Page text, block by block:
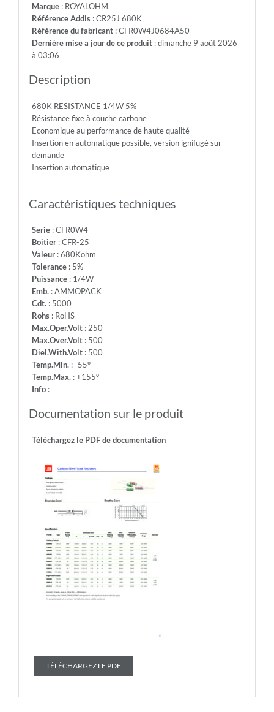
250
-
Max.Over.Volt:
500
Temp.Min.:
-55°
-
Temp.Max.:
-
Marque: ROYALOHM
Référence Addis: CR25J 680K
Référence du fabricant: CFR0W4J0684A50
Dernière mise a jour de ce produit: dimanche 9 août 2026
à 03:06
Description
680K RESISTANCE 1/4W 5%
Résistance fixe à couche carbone
Economique au performance de haute qualité
Insertion en automatique possible, version ignifugé sur
demande
Insertion automatique
Caractéristiques techniques
Serie: CFR0W4
Boitier: CFR-25
Valeur: 680Kohm
Tolerance: 5%
Puissance: 1/4W
Emb.: AMMOPACK
Cdt.: 5000
Rohs: RoHS
Max.Oper.Volt: 250
Max.Over.Volt: 500
Diel.With.Volt: 500
Temp.Min.: -55°
Temp.Max.: +155°
Info:
Documentation sur le produit
Téléchargez le PDF de documentation
TÉLÉCHARGEZ LE PDF